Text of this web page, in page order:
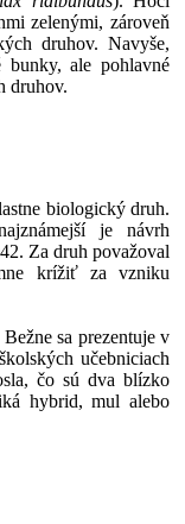
zelenými, zároveň
druhov. Navyše,
bunky, ale pohlavné
druhov.
biologický druh.
je návrh
Za druh považoval
krížiť za vzniku
sa prezentuje v
učebniciach
čo sú dva blízko
hybrid, mul alebo